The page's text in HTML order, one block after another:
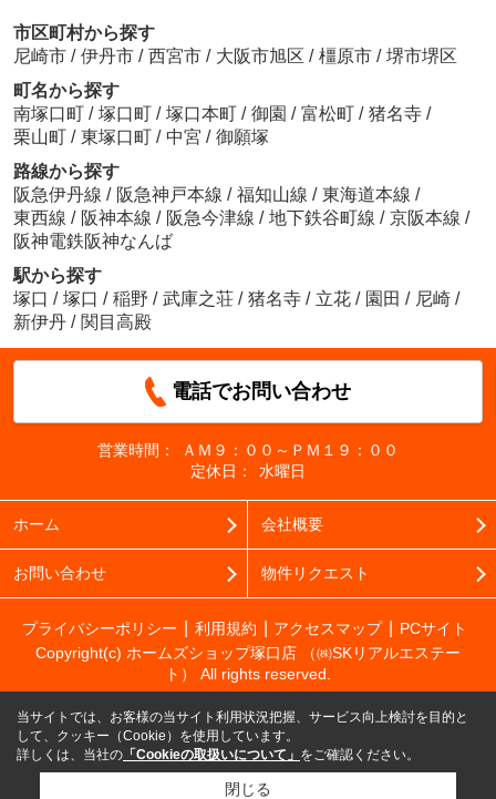
市区町村から探す
尼崎市 / 伊丹市 / 西宮市 / 大阪市旭区 / 橿原市 / 堺市堺区
町名から探す
南塚口町 / 塚口町 / 塚口本町 / 御園 / 富松町 / 猪名寺 /
栗山町 / 東塚口町 / 中宮 / 御願塚
路線から探す
阪急伊丹線 / 阪急神戸本線 / 福知山線 / 東海道本線 /
東西線 / 阪神本線 / 阪急今津線 / 地下鉄谷町線 / 京阪本線 /
阪神電鉄阪神なんば
駅から探す
塚口 / 塚口 / 稲野 / 武庫之荘 / 猪名寺 / 立花 / 園田 / 尼崎 /
新伊丹 / 関目高殿
電話でお問い合わせ
営業時間：
ＡＭ９：００～ＰＭ１９：００
定休日：
水曜日
ホーム 会社概要
お問い合わせ 物件リクエスト
プライバシーポリシー 利用規約 アクセスマップ
PCサイト
Copyright(c) ホームズショップ塚口店 （㈱SKリアルエステー
ト） All rights reserved.
当サイトでは、お客様の当サイト利用状況把握、サービス向上検討を目的と
して、クッキー（Cookie）を使用しています。
詳しくは、当社の 「Cookieの取扱いについて」 をご確認ください。
閉じる